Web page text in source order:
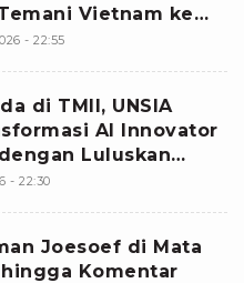
Vietnam ke
Runner Up
- 22:55
di TMII, UNSIA
AI Innovator
Luluskan
Digital
- 22:30
Joesoef di Mata
Komentar